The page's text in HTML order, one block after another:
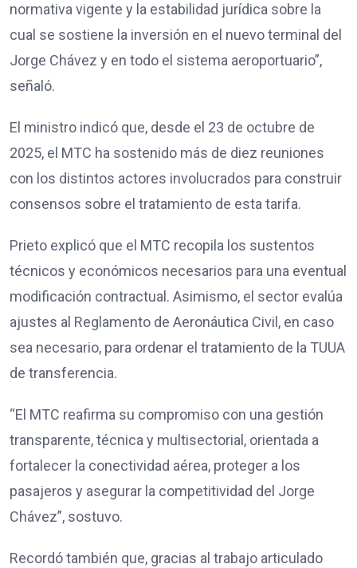
normativa vigente y la estabilidad jurídica sobre la
cual se sostiene la inversión en el nuevo terminal del
Jorge Chávez y en todo el sistema aeroportuario”,
señaló.
El ministro indicó que, desde el 23 de octubre de
2025, el MTC ha sostenido más de diez reuniones
con los distintos actores involucrados para construir
consensos sobre el tratamiento de esta tarifa.
Prieto explicó que el MTC recopila los sustentos
técnicos y económicos necesarios para una eventual
modificación contractual. Asimismo, el sector evalúa
ajustes al Reglamento de Aeronáutica Civil, en caso
sea necesario, para ordenar el tratamiento de la TUUA
de transferencia.
“El MTC reafirma su compromiso con una gestión
transparente, técnica y multisectorial, orientada a
fortalecer la conectividad aérea, proteger a los
pasajeros y asegurar la competitividad del Jorge
Chávez”, sostuvo.
Recordó también que, gracias al trabajo articulado